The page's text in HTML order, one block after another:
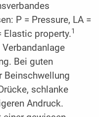
P = Pressure, LA =
Elastic property.1
Bei guten
Beinschwellung
schlanke
Andruck.